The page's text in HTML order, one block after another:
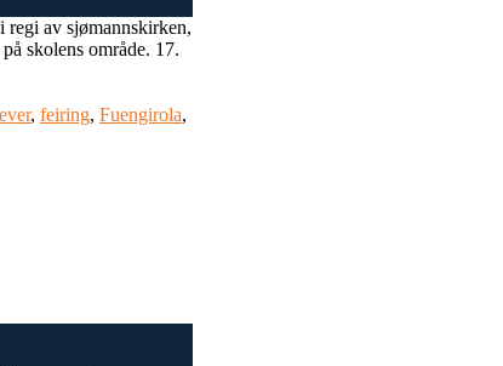
regi av sjømannskirken,
skolens område. 17.
, feiring, Fuengirola,